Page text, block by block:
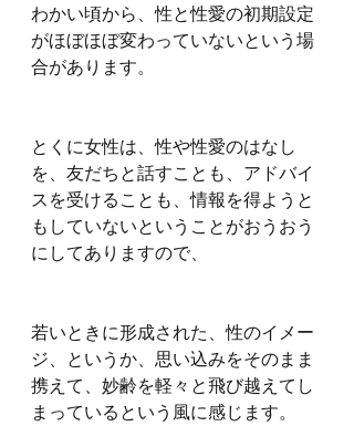
わかい頃から、性と性愛の初期設定
がほぼほぼ変わっていないという場
合があります。
とくに女性は、性や性愛のはなし
を、友だちと話すことも、アドバイ
スを受けることも、情報を得ようと
もしていないということがおうおう
にしてありますので、
若いときに形成された、性のイメー
ジ、というか、思い込みをそのまま
携えて、妙齢を軽々と飛び越えてし
まっているという風に感じます。